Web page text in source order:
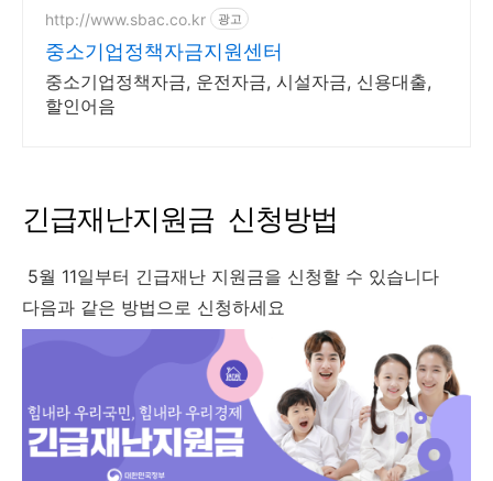
http://www.sbac.co.kr 광고
중소기업정책자금지원센터
중소기업정책자금, 운전자금, 시설자금, 신용대출,
할인어음
긴급재난지원금 신청방법
5월 11일부터 긴급재난 지원금을 신청할 수 있습니다
다음과 같은 방법으로 신청하세요